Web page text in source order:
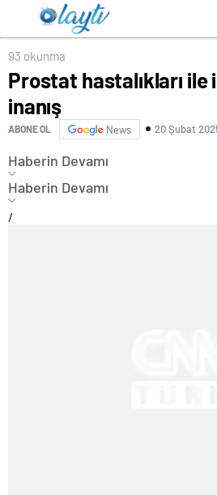
93 okunma
Prostat hastalıkları ile
inanış
ABONE OL News 20 Şubat
Haberin Devamı
Haberin Devamı
/